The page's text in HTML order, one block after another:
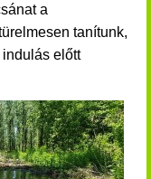
a
tanítunk,
előtt